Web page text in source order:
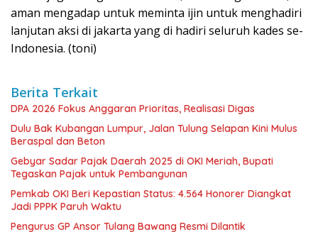
aman mengadap untuk meminta ijin untuk menghadiri
lanjutan aksi di jakarta yang di hadiri seluruh kades se-
Indonesia. (toni)
Berita Terkait
DPA 2026 Fokus Anggaran Prioritas, Realisasi Digas
Dulu Bak Kubangan Lumpur, Jalan Tulung Selapan Kini Mulus
Beraspal dan Beton
Gebyar Sadar Pajak Daerah 2025 di OKI Meriah, Bupati
Tegaskan Pajak untuk Pembangunan
Pemkab OKI Beri Kepastian Status: 4.564 Honorer Diangkat
Jadi PPPK Paruh Waktu
Pengurus GP Ansor Tulang Bawang Resmi Dilantik